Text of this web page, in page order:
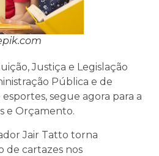
Justiça e Legislação
Pública e de
segue agora para a
e Orçamento.
Jair Tatto torna
de cartazes nos